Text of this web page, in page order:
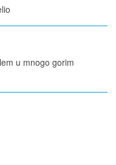
u mnogo gorim